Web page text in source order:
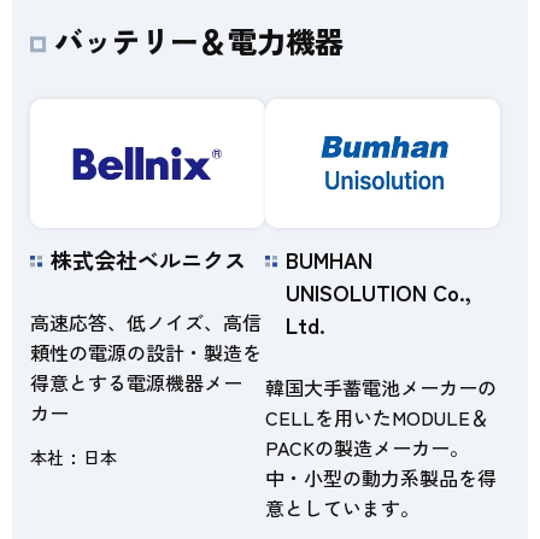
バッテリー＆電力機器
株式会社ベルニクス
本社 日本
高速応答、低ノイズ、高信
頼性の電源の設計・製造を
得意とする電源機器メー
カー
BUMHAN
UNISOLUTION Co.,
Ltd.
韓国大手蓄電池メーカーの
CELLを用いたMODULE＆
PACKの製造メーカー。
中・小型の動力系製品を得
意としています。